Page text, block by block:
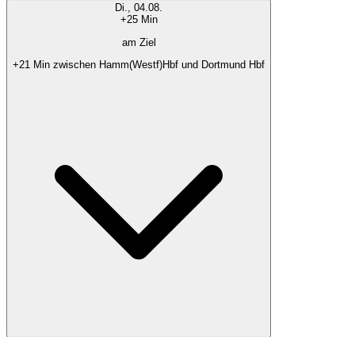
Di., 04.08.
+25 Min
am Ziel
+21 Min zwischen Hamm(Westf)Hbf und Dortmund Hbf